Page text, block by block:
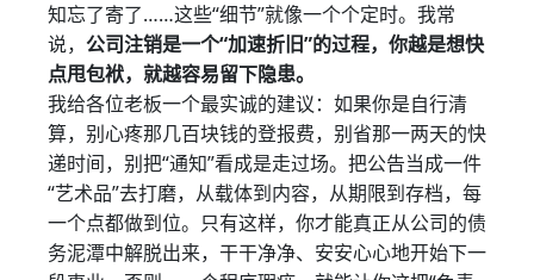
知忘了寄了……这些“细节”就像一个个定时。我常
说， 公司注销是一个“加速折旧”的过程，你越是想快
点甩包袱，就越容易留下隐患。
我给各位老板一个最实诚的建议：如果你是自行清
算，别心疼那几百块钱的登报费，别省那一两天的快
递时间，别把“通知”看成是走过场。把公告当成一件
“艺术品”去打磨，从载体到内容，从期限到存档，每
一个点都做到位。只有这样，你才能真正从公司的债
务泥潭中解脱出来，干干净净、安安心心地开始下一